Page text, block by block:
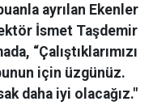
ayrılan Ekenler
İsmet Taşdemir
“Çalıştıklarımızı
için üzgünüz.
daha iyi olacağız."